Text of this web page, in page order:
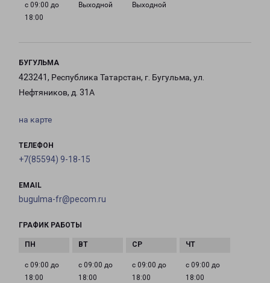
с 09:00 до
18:00
Выходной Выходной
БУГУЛЬМА
423241, Республика Татарстан, г. Бугульма, ул.
Нефтяников, д. 31А
на карте
ТЕЛЕФОН
+7(85594) 9-18-15
EMAIL
bugulma-fr@pecom.ru
ГРАФИК РАБОТЫ
с 09:00 до
18:00
с 09:00 до
18:00
с 09:00 до
18:00
с 09:00 до
18:00